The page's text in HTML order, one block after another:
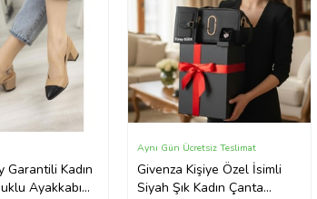
Garantili Kadın
Ayakkabı
Givenza Kişiye Özel İsimli
Siyah Şık Kadın Çanta
Aynı Gün Ücretsiz Teslimat